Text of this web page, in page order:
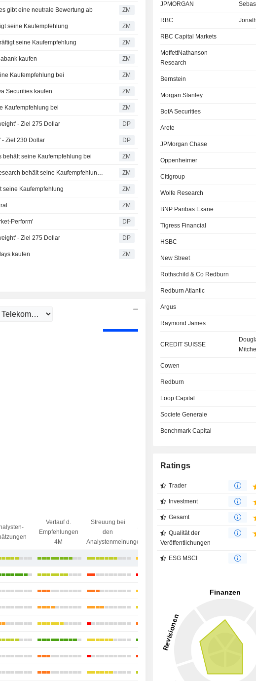
gibt eine neutrale Bewertung ab ZM
seine Kaufempfehlung ZM
seine Kaufempfehlung ZM
kaufen ZM
Kaufempfehlung bei ZM
Securities kaufen ZM
Kaufempfehlung bei ZM
- Ziel 275 Dollar DP
- Ziel 230 Dollar DP
behält seine Kaufempfehlung bei ZM
T-MOBILE US, INC. : MoffettNathanson Research behält seine Kaufempfehlung bei ZM
seine Kaufempfehlung ZM
ZM
Perform' DP
- Ziel 275 Dollar DP
kaufen ZM
Verlauf d.
Empfehlungen
4M
Streuung bei
den
Analystenmeinungen
Streuung beim
Kursziel
Preisdifferenz
+35,07 %
+21,07 %
+7,14 %
+41,33 %
+19,99 %
JPMORGAN
RBC
RBC Capital Markets
MoffettNathanson
Research
Bernstein
Morgan Stanley
BofA Securities
Arete
JPMorgan Chase
Oppenheimer
Citigroup
Wolfe Research
BNP Paribas Exane
Tigress Financial
HSBC
New Street
Rothschild & Co Redburn
Redburn Atlantic
Argus
Raymond James
CREDIT SUISSE
Cowen
Redburn
Loop Capital
Societe Generale
Benchmark Capital
Ratings
Trader
Investment
Gesamt
Qualität der
Veröffentlichungen
ESG MSCI